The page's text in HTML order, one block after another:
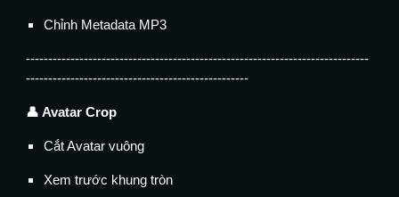
Chỉnh Metadata MP3
-----------------------------------------------------------------------------
--------------------------------------------------
👤 Avatar Crop
Cắt Avatar vuông
Xem trước khung tròn